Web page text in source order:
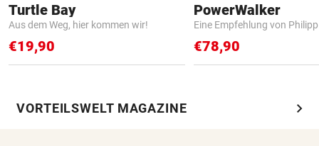
Turtle Bay
Aus dem Weg, hier kommen wir!
€19,90
PowerWalker
Eine Empfehlung von
€78,90
VORTEILSWELT MAGAZINE chevron_right